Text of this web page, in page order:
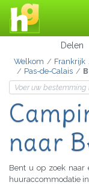
Delen
Welkom Frankrijk
Pas-de-Calais
naar
Bent u op zoek naar
huuraccommodatie